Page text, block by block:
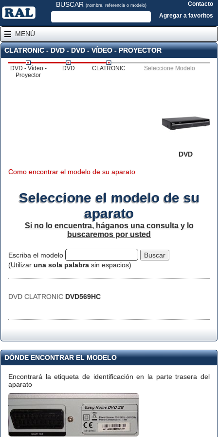
BUSCAR (nombre, referencia o modelo)
Contacto
Agregar a favoritos
MENÚ
CLATRONIC - DVD - DVD - VÍDEO - PROYECTOR
DVD - Vídeo -
Proyector
DVD CLATRONIC Seleccione Modelo
DVD
Como encontrar el modelo de su aparato
Seleccione el modelo de su
aparato
Si no lo encuentra, háganos una consulta y lo
buscaremos por usted
Escriba el modelo
(Utilizar una sola palabra sin espacios)
DVD CLATRONIC DVD569HC
DÓNDE ENCONTRAR EL MODELO
Encontrará la etiqueta de identificación en la parte trasera del
aparato